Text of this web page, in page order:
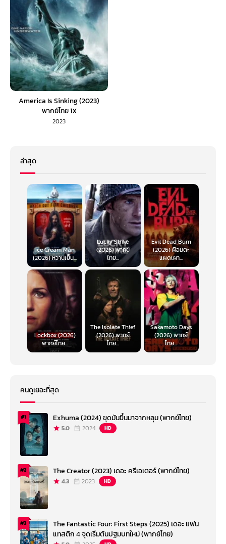
America Is Sinking (2023)
พากย์ไทย 1X
2023
ล่าสุด
Ice Cream Man
(2026) หวานเย็น...
Lucky Strike
(2026) พากย์
ไทย...
Evil Dead Burn
(2026) ผีอมตะ
แผดเผา...
Lockbox (2026)
พากย์ไทย...
The Isolate Thief
(2026) พากย์
ไทย...
Sakamoto Days
(2026) พากย์
ไทย...
คนดูเยอะที่สุด
#1 Exhuma (2024) ขุดมันขึ้นมาจากหลุม (พากย์ไทย)
5.0 2024 HD
#2 The Creator (2023) เดอะ ครีเอเตอร์ (พากย์ไทย)
4.3 2023 HD
#3
The Fantastic Four: First Steps (2025) เดอะ แฟน
แทสติก 4 จุดเริ่มต้นปฐมบทใหม่ (พากย์ไทย)